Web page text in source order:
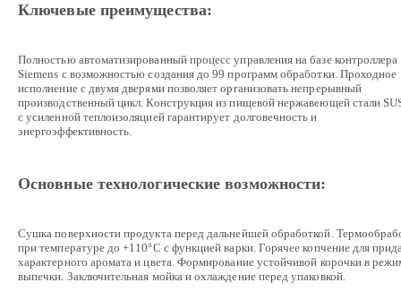
Ключевые преимущества:
Полностью автоматизированный процесс управления на базе контроллера
Siemens с возможностью создания до 99 программ обработки. Проходное
исполнение с двумя дверями позволяет организовать непрерывный
производственный цикл. Конструкция из пищевой нержавеющей стали
с усиленной теплоизоляцией гарантирует долговечность и
энергоэффективность.
Основные технологические возможности:
Сушка поверхности продукта перед дальнейшей обработкой.
при температуре до +110°C с функцией варки. Горячее копчение для
характерного аромата и цвета. Формирование устойчивой корочки в
выпечки. Заключительная мойка и охлаждение перед упаковкой.